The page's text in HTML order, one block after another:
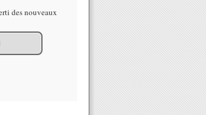
des nouveaux